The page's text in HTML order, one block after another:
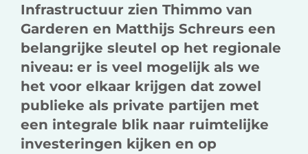
Infrastructuur zien Thimmo van
Garderen en Matthijs Schreurs een
belangrijke sleutel op het regionale
niveau: er is veel mogelijk als we
het voor elkaar krijgen dat zowel
publieke als private partijen met
een integrale blik naar ruimtelijke
investeringen kijken en op